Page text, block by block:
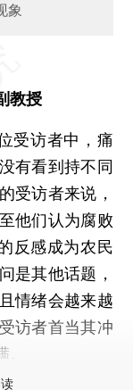
象
教授
受访者中，痛
有看到持不同
受访者来说，
他们认为腐败
反感成为农民
是其他话题，
情绪会越来越
访者首当其冲